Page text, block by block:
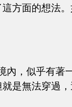
方面的想法
內，似乎有著
是無法穿過